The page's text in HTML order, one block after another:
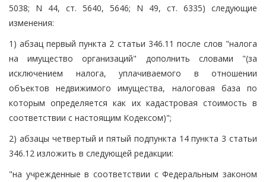
5038; N 44, ст. 5640, 5646; N 49, ст. 6335) следующие
изменения:
1) абзац первый пункта 2 статьи 346.11 после слов "налога
на имущество организаций" дополнить словами "(за
исключением налога, уплачиваемого в отношении
объектов недвижимого имущества, налоговая база по
которым определяется как их кадастровая стоимость в
соответствии с настоящим Кодексом)";
2) абзацы четвертый и пятый подпункта 14 пункта 3 статьи
346.12 изложить в следующей редакции:
"на учрежденные в соответствии с Федеральным законом